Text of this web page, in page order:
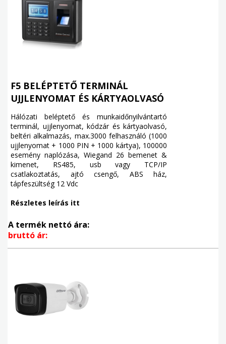
F5 BELÉPTETŐ TERMINÁL
UJJLENYOMAT ÉS KÁRTYAOLVASÓ
Hálózati beléptető és munkaidőnyilvántartó
terminál, ujjlenyomat, kódzár és kártyaolvasó,
beltéri alkalmazás, max.3000 felhasználó (1000
ujjlenyomat + 1000 PIN + 1000 kártya), 100000
esemény naplózása, Wiegand 26 bemenet &
kimenet, RS485, usb vagy TCP/IP
csatlakoztatás, ajtó csengő, ABS ház,
tápfeszültség 12 Vdc
Részletes leírás itt
A termék nettó ára:
bruttó ár: